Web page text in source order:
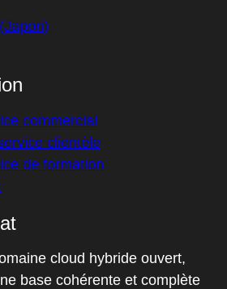
commercial
clientèle
de formation
cloud hybride ouvert,
base cohérente et complète